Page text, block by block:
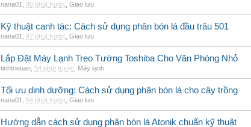
nana01 40 phút trước Giao lưu
Kỹ thuật canh tác: Cách sử dụng phân bón lá đầu trâu 501
nana01 47 phút trước Giao lưu
Lắp Đặt Máy Lạnh Treo Tường Toshiba Cho Văn Phòng Nhỏ
tinhtrieuan 54 phút trước Máy lạnh
Tối ưu dinh dưỡng: Cách sử dụng phân bón lá cho cây trồng
nana01 54 phút trước Giao lưu
Hướng dẫn cách sử dụng phân bón lá Atonik chuẩn kỹ thuật